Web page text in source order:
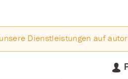
Dienstleistungen auf